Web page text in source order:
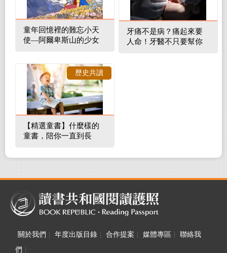
童年回憶裡的難忘小天
使—阿爾卑斯山的少女
牙痛不是病？痛起來要
人命！牙醫不只要幫你
【精選童書】什麼樣的
童書，陪你一直到長
歷史共讀
關於我們 年度出版目錄 合作提案 媒體專區
聯絡我
們